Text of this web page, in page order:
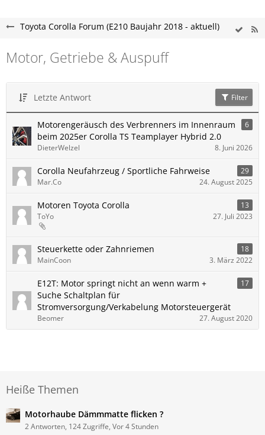
Toyota Corolla Forum (E210 Baujahr 2018 - aktuell)
Motor, Getriebe & Auspuff
Letzte Antwort Filter
Motorengeräusch des Verbrenners im Innenraum
beim 2025er Corolla TS Teamplayer Hybrid 2.0
6
DieterWelzel 8. Juni 2026
Corolla Neufahrzeug / Sportliche Fahrweise
29
Mar.Co
24. August 2025
Motoren Toyota Corolla
13
ToYo
27. Juli 2023
Steuerkette oder Zahnriemen
18
MainCoon
3. März 2022
E12T: Motor springt nicht an wenn warm +
Suche Schaltplan für
Stromversorgung/Verkabelung Motorsteuergerät
17
Beomer 27. August 2020
Heiße Themen
Motorhaube Dämmmatte flicken ?
2 Antworten, 124 Zugriffe, Vor 4 Stunden